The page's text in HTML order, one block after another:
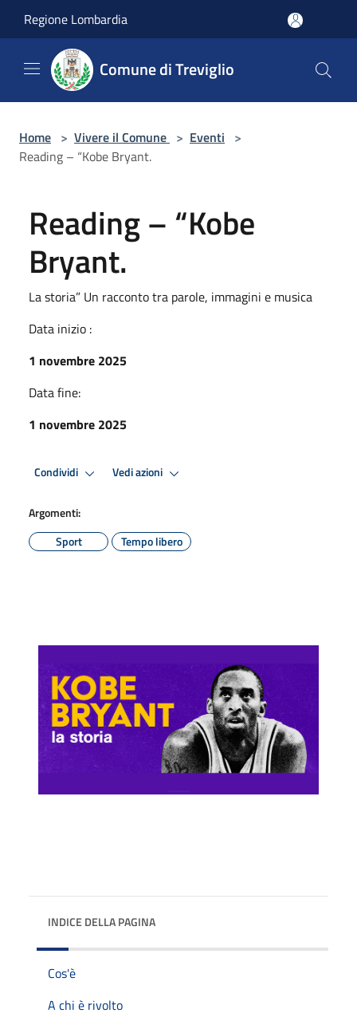
Regione Lombardia
Comune di Treviglio
Home > Vivere il Comune > Eventi >
Reading – “Kobe Bryant.
Reading – “Kobe
Bryant.
La storia” Un racconto tra parole, immagini e musica
Data inizio :
1 novembre 2025
Data fine:
1 novembre 2025
Condividi Vedi azioni
Argomenti:
Sport
Tempo libero
INDICE DELLA PAGINA
Cos'è
A chi è rivolto